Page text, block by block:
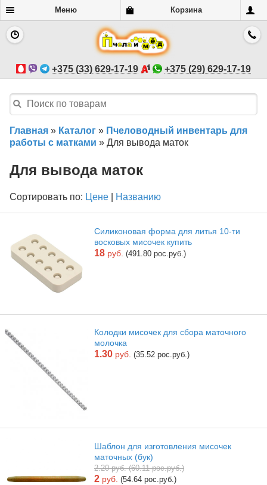
Меню Корзина
+375 (33) 629-17-19 +375 (29) 629-17-19
Главная » Каталог » Пчеловодный инвентарь для
работы с матками » Для вывода маток
Для вывода маток
Сортировать по: Цене Названию
Силиконовая форма для литья 10-ти
восковых мисочек купить
18 руб. (491.80 рос.руб.)
Колодки мисочек для сбора маточного
молочка
1.30 руб. (35.52 рос.руб.)
Шаблон для изготовления мисочек
маточных (бук)
2.20 руб. (60.11 рос.руб.)
2 руб. (54.64 рос.руб.)